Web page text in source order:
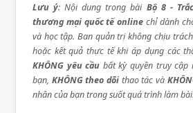
Lưu ý: Nội dung trong bài Bộ 8 -
thương mại quốc tế online chỉ dành
và học tập. Ban quản trị không chịu
hoặc kết quả thực tế khi áp dụng các
KHÔNG yêu cầu bất kỳ quyền truy cập
bạn, KHÔNG theo dõi thao tác và
nhân của bạn trong suốt quá trình làm bài.